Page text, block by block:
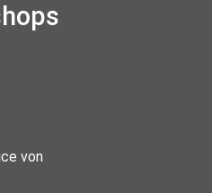
von